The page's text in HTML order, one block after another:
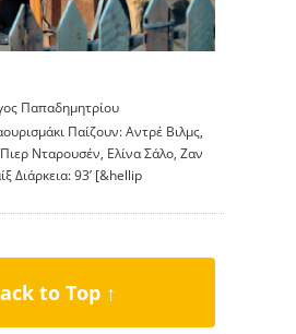
Παπαδημητρίου
Παίζουν: Αντρέ Βιλμς,
Νταρουσέν, Ελίνα Σάλο, Ζαν
Διάρκεια: 93’ [&hellip
to Top ↑